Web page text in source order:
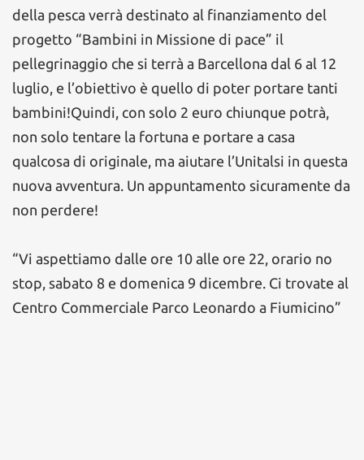
della pesca verrà destinato al finanziamento del
progetto “Bambini in Missione di pace” il
pellegrinaggio che si terrà a Barcellona dal 6 al 12
luglio, e l’obiettivo è quello di poter portare tanti
bambini!Quindi, con solo 2 euro chiunque potrà,
non solo tentare la fortuna e portare a casa
qualcosa di originale, ma aiutare l’Unitalsi in questa
nuova avventura. Un appuntamento sicuramente da
non perdere!
“Vi aspettiamo dalle ore 10 alle ore 22, orario no
stop, sabato 8 e domenica 9 dicembre. Ci trovate al
Centro Commerciale Parco Leonardo a Fiumicino”